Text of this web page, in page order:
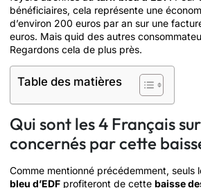
bénéficiaires, cela représente une
d’environ 200 euros par an sur une
euros. Mais quid des autres
Regardons cela de plus près.
Table des matières
Qui sont les 4 Français
concernés par cette
Comme mentionné précédemment, seuls
bleu d’EDF profiteront de cette baisse